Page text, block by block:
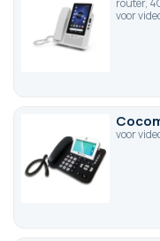
router,
voor
voor